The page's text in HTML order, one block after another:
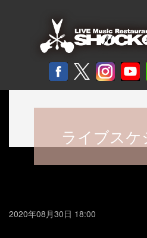
ライブス
2020年08月30日 18:00